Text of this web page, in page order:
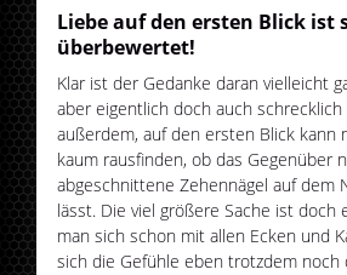
Liebe auf den ersten Blick ist
überbewertet!
Klar ist der Gedanke daran vielleicht
aber eigentlich doch auch
außerdem, auf den ersten Blick kann
kaum rausfinden, ob das Gegenüber
abgeschnittene Zehennägel auf dem
lässt. Die viel größere Sache ist doch
man sich schon mit allen Ecken und
sich die Gefühle eben trotzdem noch